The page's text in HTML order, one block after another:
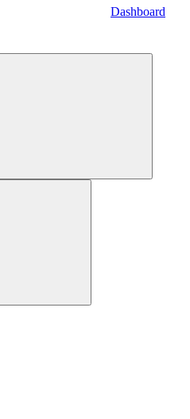
Dashboard